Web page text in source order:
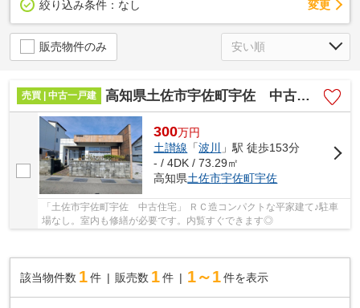
絞り込み条件： なし 変更
販売物件のみ
売買 | 中古一戸建 高知県土佐市宇佐町宇佐 中古住宅
300万円
土讃線 「波川
」駅 徒歩153分
- / 4DK / 73.29㎡
高知県土佐市宇佐町宇佐
「土佐市宇佐町宇佐 中古住宅」 ＲＣ造コンパクトな平家建て♪駐車
場なし。室内も修繕が必要です。内覧すぐできます◎
該当物件数 1件 販売数 1 件 1～1 件を表示